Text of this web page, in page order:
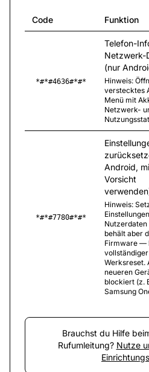
Code Funktion
*#*#4636#*#*
Telefon-
Netzwerk-
(nur
Hinweis:
verstecktes
Menü mit
Netzwerk-
*#*#7780#*#*
Android,
Vorsicht
Hinweis:
behält aber
Firmware —
vollständiger
Werksreset.
neueren
blockiert (z.
Samsung
Brauchst du Hilfe
Rufumleitung? Nutze